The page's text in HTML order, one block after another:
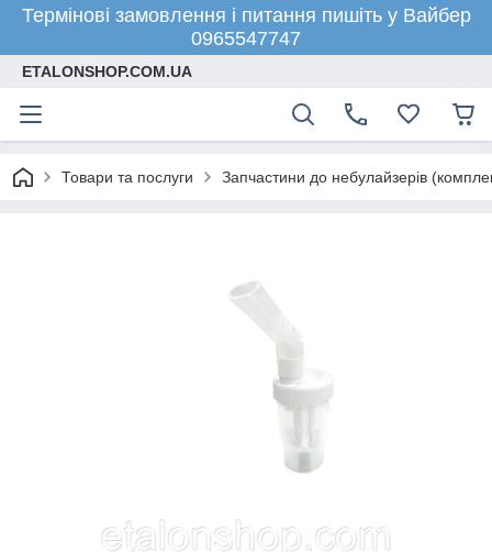
Термінові замовлення і питання пишіть у Вайбер
0965547747
ETALONSHOP.COM.UA
Товари та послуги Запчастини до небулайзерів